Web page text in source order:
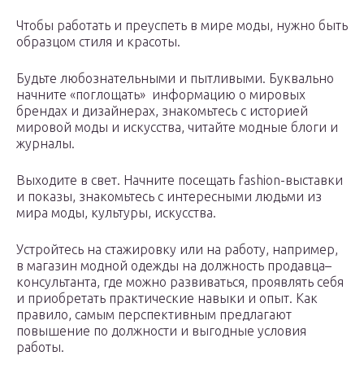
Чтобы работать и преуспеть в мире моды, нужно быть
образцом стиля и красоты.
Будьте любознательными и пытливыми. Буквально
начните «поглощать» информацию о мировых
брендах и дизайнерах, знакомьтесь с историей
мировой моды и искусства, читайте модные блоги и
журналы.
Выходите в свет. Начните посещать fashion-выставки
и показы, знакомьтесь с интересными людьми из
мира моды, культуры, искусства.
Устройтесь на стажировку или на работу, например,
в магазин модной одежды на должность продавца–
консультанта, где можно развиваться, проявлять себя
и приобретать практические навыки и опыт. Как
правило, самым перспективным предлагают
повышение по должности и выгодные условия
работы.